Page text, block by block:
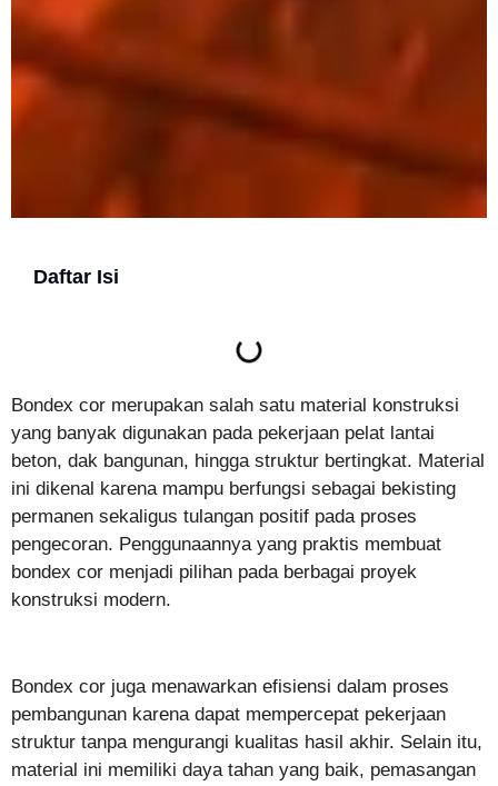
Daftar Isi
Bondex cor merupakan salah satu material konstruksi
yang banyak digunakan pada pekerjaan pelat lantai
beton, dak bangunan, hingga struktur bertingkat. Material
ini dikenal karena mampu berfungsi sebagai bekisting
permanen sekaligus tulangan positif pada proses
pengecoran. Penggunaannya yang praktis membuat
bondex cor menjadi pilihan pada berbagai proyek
konstruksi modern.
Bondex cor juga menawarkan efisiensi dalam proses
pembangunan karena dapat mempercepat pekerjaan
struktur tanpa mengurangi kualitas hasil akhir. Selain itu,
material ini memiliki daya tahan yang baik, pemasangan